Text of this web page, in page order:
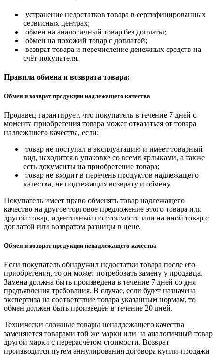
устранение недостатков товара в сертифицированных
сервисных центрах;
обмен на аналогичный товар без доплаты;
обмен на похожий товар с доплатой;
возврат товара и перечисление денежных средств на
счёт покупателя.
Правила обмена и возврата товара:
Обмен и возврат продукции надлежащего качества
Продавец гарантирует, что покупатель в течение 7 дней с
момента приобретения товара может отказаться от товара
надлежащего качества, если:
товар не поступал в эксплуатацию и имеет товарный
вид, находится в упаковке со всеми ярлыками, а также
есть документы на приобретение товара;
товар не входит в перечень продуктов надлежащего
качества, не подлежащих возврату и обмену.
Покупатель имеет право обменять товар надлежащего
качество на другое торговое предложение этого товара или
другой товар, идентичный по стоимости или на иной товар с
доплатой или возвратом разницы в цене.
Обмен и возврат продукции ненадлежащего качества
Если покупатель обнаружил недостатки товара после его
приобретения, то он может потребовать замену у продавца.
Замена должна быть произведена в течение 7 дней со дня
предъявления требования. В случае, если будет назначена
экспертиза на соответствие товара указанным нормам, то
обмен должен быть произведён в течение 20 дней.
Технически сложные товары ненадлежащего качества
заменяются товарами той же марки или на аналогичный товар
другой марки с перерасчётом стоимости. Возврат
производится путем аннулирования договора купли-продажи